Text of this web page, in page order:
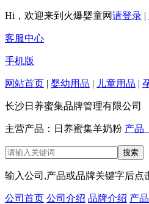
Hi，欢迎来到火爆婴童网请登录 |
客服中心
手机版
网站首页 | 婴幼用品 | 儿童用品 |
长沙日养蜜集品牌管理有限公司
主营产品：日养蜜集羊奶粉 产品
输入公司,产品或品牌关键字后点
公司首页 公司介绍 品牌介绍 产